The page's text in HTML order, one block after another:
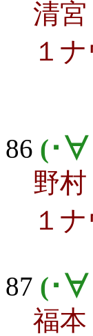
清
１
86 (･∀
野
１
87 (･∀
福